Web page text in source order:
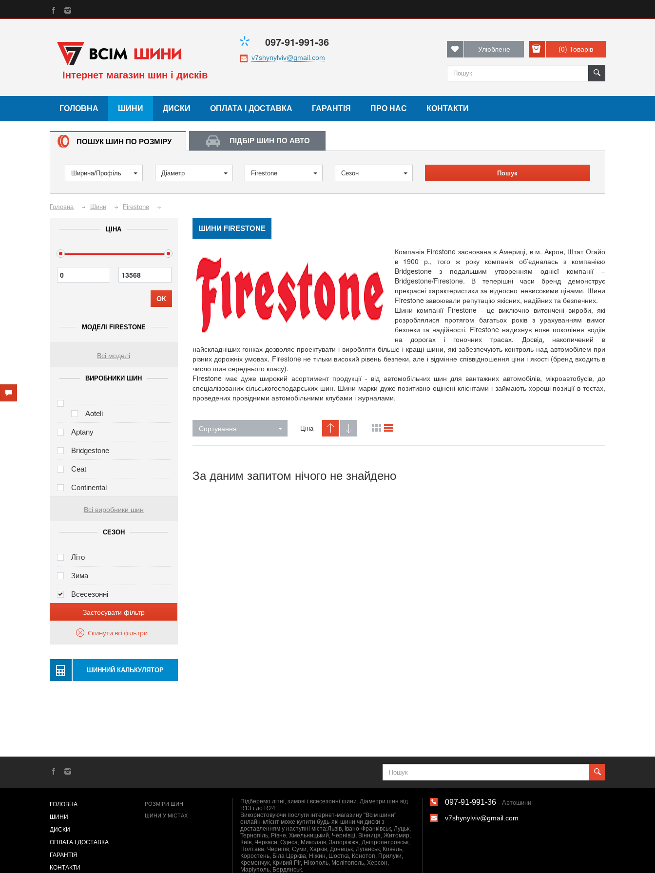
Інтернет магазин шин і дисків
097-91-991-36 Улюблене (0) Товарів
ГОЛОВНА ШИНИ ДИСКИ ОПЛАТА І ДОСТАВКА ГАРАНТІЯ ПРО НАС КОНТАКТИ
ПОШУК ШИН ПО РОЗМІРУ ПІДБІР ШИН ПО АВТО
Ширина/Профіль Діаметр Firestone Сезон Пошук
Головна Шини Firestone
ЦІНА
ОК
МОДЕЛІ FIRESTONE
Всі моделі
ВИРОБНИКИ ШИН
Aoteli
Aptany
Bridgestone
Ceat
Continental
Всі виробники шин
СЕЗОН
Літо
Зима
Всесезонні
Застосувати фільтр
Скинути всі фільтри
ШИННИЙ КАЛЬКУЛЯТОР
ШИНИ FIRESTONE
Компанія Firestone заснована в Америці, в м. Акрон, Штат Огайо
в 1900 р., того ж року компанія об’єдналась з компанією
Bridgestone з подальшим утворенням однієї компанії –
Bridgestone/Firestone. В теперішні часи бренд демонструє
прекрасні характеристики за відносно невисокими цінами. Шини
Firestone завоювали репутацію якісних, надійних та безпечних.
Шини компанії Firestone - це виключно витончені вироби, які
розроблялися протягом багатьох років з урахуванням вимог
безпеки та надійності. Firestone надихнув нове покоління водіїв
на дорогах і гоночних трасах. Досвід, накопичений в
найскладніших гонках дозволяє проектувати і виробляти більше і кращі шини, які забезпечують контроль над автомобілем при
різних дорожніх умовах. Firestone не тільки високий рівень безпеки, але і відмінне співвідношення ціни і якості (бренд входить в
число шин середнього класу).
Firestone має дуже широкий асортимент продукції - від автомобільних шин для вантажних автомобілів, мікроавтобусів, до
спеціалізованих сільськогосподарських шин. Шини марки дуже позитивно оцінені клієнтами і займають хороші позиції в тестах,
проведених провідними автомобільними клубами і журналами.
Сортування Ціна
За даним запитом нічого не знайдено
ГОЛОВНА
ШИНИ
ДИСКИ
ОПЛАТА І ДОСТАВКА
ГАРАНТІЯ
КОНТАКТИ
РОЗМІРИ ШИН
ШИНИ У МІСТАХ
Підберемо літні, зимові і всесезонні шини. Діаметри шин від
R13 і до R24.
Використовуючи послуги інтернет-магазину "Всім шини"
онлайн-клієнт може купити будь-які шини чи диски з
доставленням у наступні міста:Львів, Івано-Франківськ, Луцьк,
Тернопіль, Рівне, Хмельницький, Чернівці, Вінниця, Житомир,
Київ, Черкаси, Одеса, Миколаїв, Запоріжжя, Дніпропетровськ,
Полтава, Чернігів, Суми, Харків, Донецьк, Луганськ, Ковель,
Коростень, Біла Церква, Ніжин, Шостка, Конотоп, Прилуки,
Кременчук, Кривий Ріг, Нікополь, Мелітополь, Херсон,
Маріуполь, Бердянськ.
097-91-991-36 - Автошини